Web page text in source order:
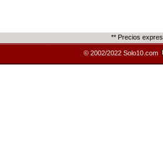
** Precios
© 2002/2022 Solo10.com